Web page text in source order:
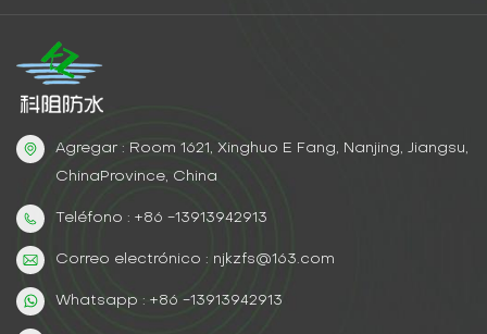
accesorios interiores, sus superficies metálicas se
mantendrán impecables y sin daños.
Agregar : Room 1621, Xinghuo E Fang, Nanjing, Jiangsu,
ChinaProvince, China
Teléfono : +86 -13913942913
Correo electrónico : njkzfs@163.com
Whatsapp : +86 -13913942913